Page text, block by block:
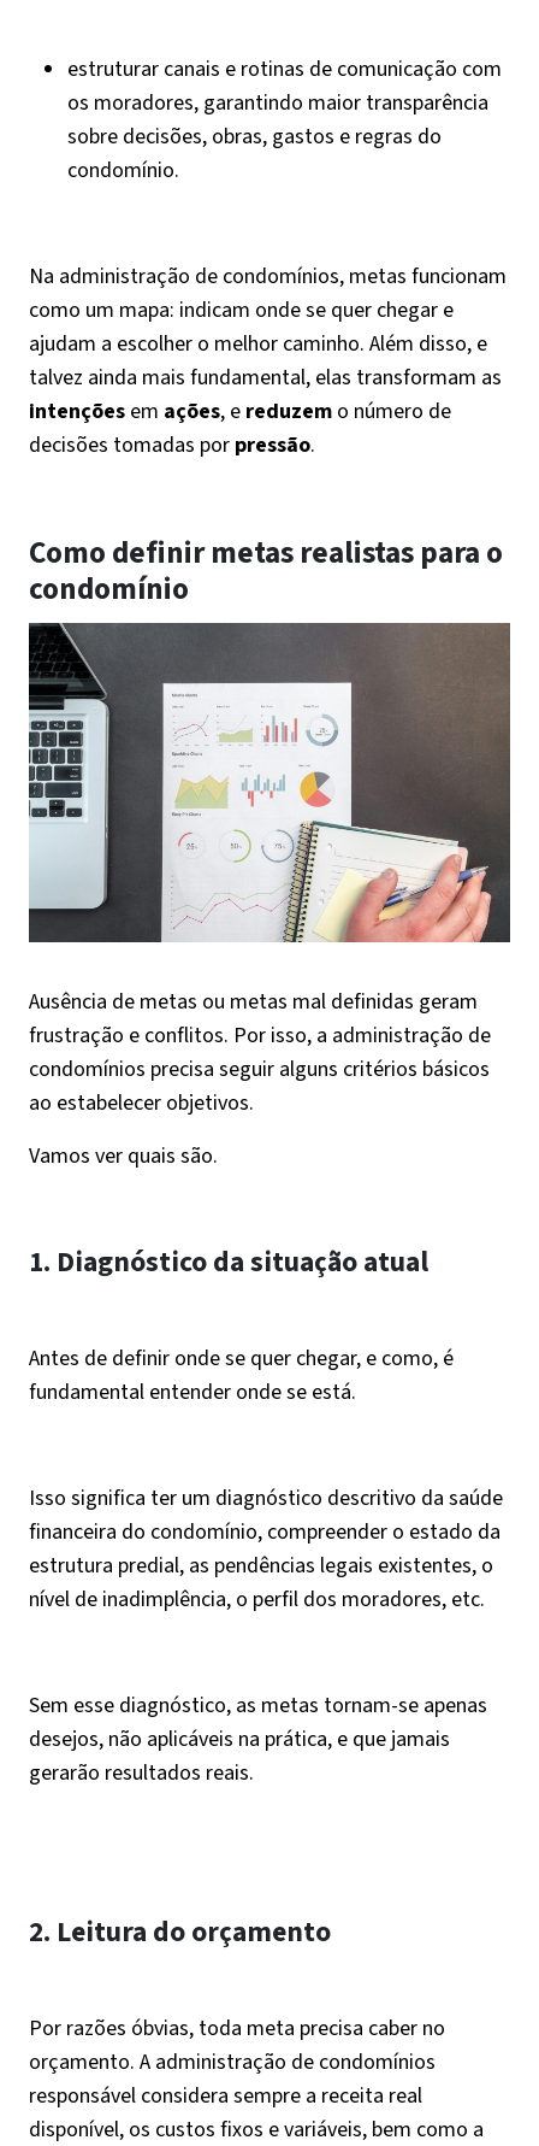
estruturar canais e rotinas de comunicação com
os moradores, garantindo maior transparência
sobre decisões, obras, gastos e regras do
condomínio.
Na administração de condomínios, metas funcionam
como um mapa: indicam onde se quer chegar e
ajudam a escolher o melhor caminho. Além disso, e
talvez ainda mais fundamental, elas transformam as
intenções em ações, e reduzem o número de
decisões tomadas por pressão.
Como definir metas realistas para o
condomínio
Ausência de metas ou metas mal definidas geram
frustração e conflitos. Por isso, a administração de
condomínios precisa seguir alguns critérios básicos
ao estabelecer objetivos.
Vamos ver quais são.
1. Diagnóstico da situação atual
Antes de definir onde se quer chegar, e como, é
fundamental entender onde se está.
Isso significa ter um diagnóstico descritivo da saúde
financeira do condomínio, compreender o estado da
estrutura predial, as pendências legais existentes, o
nível de inadimplência, o perfil dos moradores, etc.
Sem esse diagnóstico, as metas tornam-se apenas
desejos, não aplicáveis na prática, e que jamais
gerarão resultados reais.
2. Leitura do orçamento
Por razões óbvias, toda meta precisa caber no
orçamento. A administração de condomínios
responsável considera sempre a receita real
disponível, os custos fixos e variáveis, bem como a